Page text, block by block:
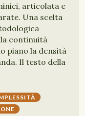
articolata e
Una scelta
continuità
piano la densità
Il testo della